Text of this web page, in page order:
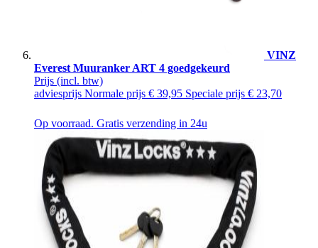
VINZ
Everest Muuranker ART 4 goedgekeurd
Prijs (incl. btw)
adviesprijs Normale prijs € 39,95 Speciale prijs € 23,70
Op voorraad. Gratis verzending in 24u